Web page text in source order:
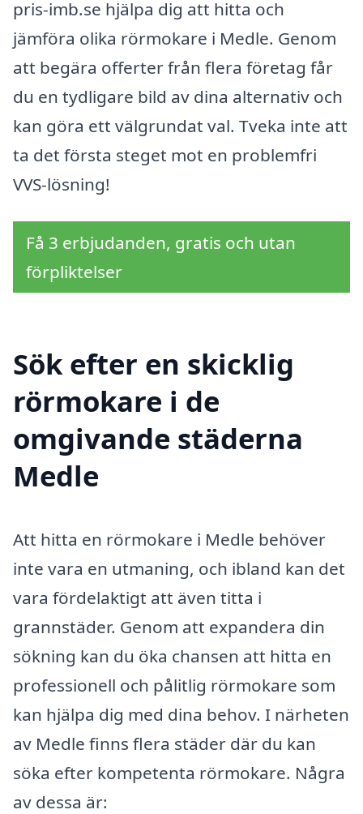
pris-imb.se hjälpa dig att hitta och
jämföra olika rörmokare i Medle. Genom
att begära offerter från flera företag får
du en tydligare bild av dina alternativ och
kan göra ett välgrundat val. Tveka inte att
ta det första steget mot en problemfri
VVS-lösning!
Få 3 erbjudanden, gratis och utan
förpliktelser
Sök efter en skicklig
rörmokare i de
omgivande städerna
Medle
Att hitta en rörmokare i Medle behöver
inte vara en utmaning, och ibland kan det
vara fördelaktigt att även titta i
grannstäder. Genom att expandera din
sökning kan du öka chansen att hitta en
professionell och pålitlig rörmokare som
kan hjälpa dig med dina behov. I närheten
av Medle finns flera städer där du kan
söka efter kompetenta rörmokare. Några
av dessa är: